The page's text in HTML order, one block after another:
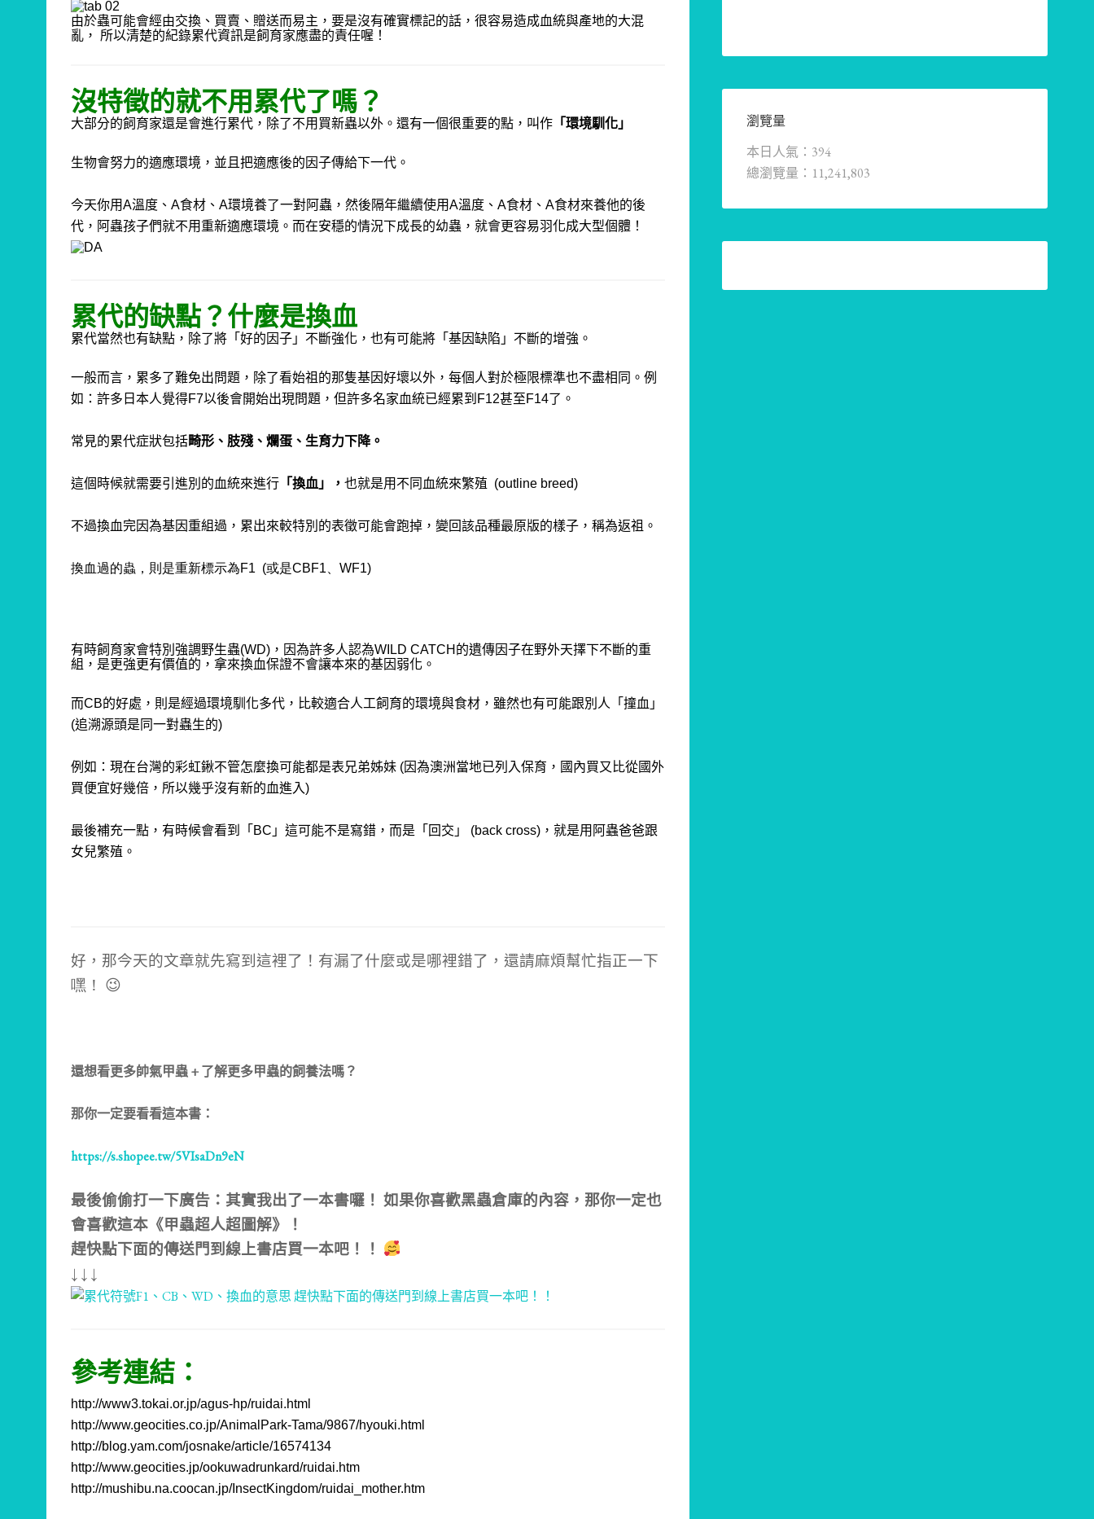
由於蟲可能會經由交換、買賣、贈送而易主，要是沒有確實標記的話，很容易造成血統與產地的大混
亂， 所以清楚的紀錄累代資訊是飼育家應盡的責任喔！
沒特徵的就不用累代了嗎？
大部分的飼育家還是會進行累代，除了不用買新蟲以外。 還有一個很重要的點，叫作 「環境馴化」
生物會努力的適應環境，並且把適應後的因子傳給下一代。
今天你用A溫度、 A食材、 A環境養了一對阿蟲， 然後隔年繼續使用A溫度、 A食材、 A食材來養他的後
代，阿蟲孩子們就不用重新適應環境。 而在安穩的情況下成長的幼蟲，就會更容易羽化成大型個體！
累代的缺點？什麼是換血
累代當然也有缺點，除了將「好的因子」不斷強化，也有可能將「基因缺陷」不斷的增強。
一般而言，累多了難免出問題， 除了看始祖的那隻基因好壞以外， 每個人對於極限標準也不盡相同。 例
如：許多日本人覺得F7以後會開始出現問題， 但許多名家血統已經累到F12甚至F14了。
常見的累代症狀包括畸形、肢殘、爛蛋、生育力下降。
這個時候就需要引進別的血統來進行 「換血」， 也就是用不同血統來繁殖 (outline breed)
不過換血完因為基因重組過，累出來較特別的表徵可能會跑掉，變回該品種最原版的樣子，稱為返祖。
換血過的蟲，則是重新標示為F1 (或是CBF1、WF1)
有時飼育家會特別強調野生蟲(WD)， 因為許多人認為WILD CATCH的遺傳因子在野外天擇下不斷的重
組， 是更強更有價值的， 拿來換血保證不會讓本來的基因弱化。
而CB的好處，則是經過環境馴化多代，比較適合人工飼育的環境與食材，雖然也有可能跟別人「撞血」
(追溯源頭是同一對蟲生的)
例如：現在台灣的彩虹鍬不管怎麼換可能都是表兄弟姊妹 (因為澳洲當地已列入保育，國內買又比從國外
買便宜好幾倍，所以幾乎沒有新的血進入)
最後補充一點，有時候會看到「BC」這可能不是寫錯，而是「回交」 (back cross)， 就是用阿蟲爸爸跟
女兒繁殖。
好，那今天的文章就先寫到這裡了！ 有漏了什麼或是哪裡錯了，還請麻煩幫忙指正一下
嘿！ 😉
還想看更多帥氣甲蟲 + 了解更多甲蟲的飼養法嗎？
那你一定要看看這本書：
https://s.shopee.tw/5VIsaDn9eN
最後偷偷打一下廣告：其實我出了一本書囉！ 如果你喜歡黑蟲倉庫的內容，那你一定也
會喜歡這本《甲蟲超人超圖解》！
趕快點下面的傳送門到線上書店買一本吧！！
↓ ↓ ↓
參考連結：
http://www3.tokai.or.jp/agus-hp/ruidai.html
http://www.geocities.co.jp/AnimalPark-Tama/9867/hyouki.html
http://blog.yam.com/josnake/article/16574134
http://www.geocities.jp/ookuwadrunkard/ruidai.htm
http://mushibu.na.coocan.jp/InsectKingdom/ruidai_mother.htm
瀏覽量
本日人氣：394
總瀏覽量：11,241,803